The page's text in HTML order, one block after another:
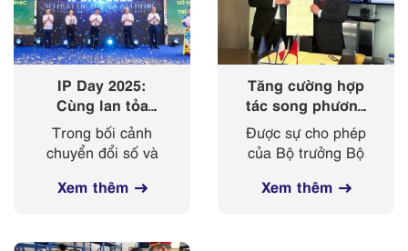
IP Day 2025:
Cùng lan tỏa
‘nhịp điệu’ của
sở hữu trí tuệ
trong kỷ nguyên
số
Trong bối cảnh
chuyển đổi số và
nghiệp 4.0 diễn ra
Xem thêm
Tăng cường hợp
tác song phương
giữa Cục Sở hữu
trí tuệ với Viện
Sở hữu công
nghiệp Cộng
Được sự cho phép
của Bộ trưởng Bộ
Công nghệ, từ
Xem thêm